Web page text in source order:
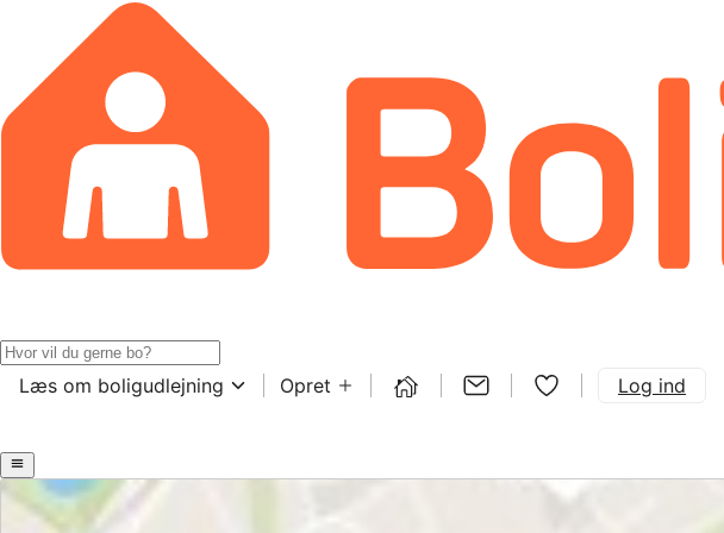
Læs om boligudlejning Opret Log ind